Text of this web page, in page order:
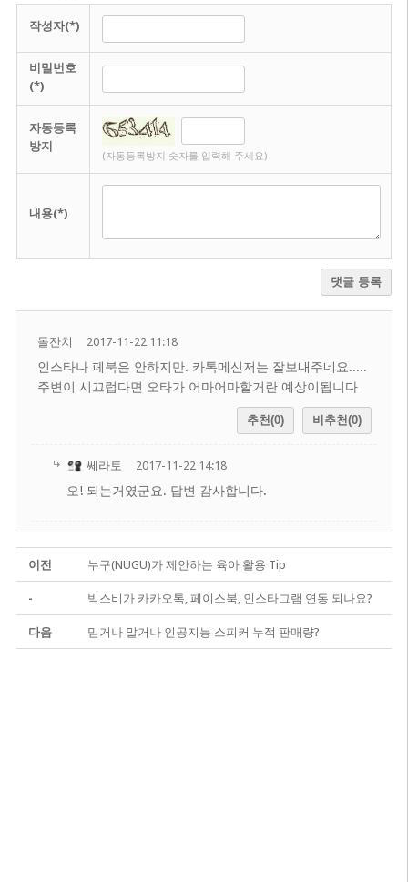
작성자(*)
비밀번호
(*)
자동등록
방지
(자동등록방지 숫자를 입력해 주세요)
내용(*)
댓글 등록
돌잔치 2017-11-22 11:18
인스타나 페북은 안하지만. 카톡메신저는 잘보내주네요.....
주변이 시끄럽다면 오타가 어마어마할거란 예상이됩니다
추천(0) 비추천(0)
쎄라토 2017-11-22 14:18
오! 되는거였군요. 답변 감사합니다.
이전 누구(NUGU)가 제안하는 육아 활용 Tip
- 빅스비가 카카오톡, 페이스북, 인스타그램 연동 되나요?
다음 믿거나 말거나 인공지능 스피커 누적 판매량?